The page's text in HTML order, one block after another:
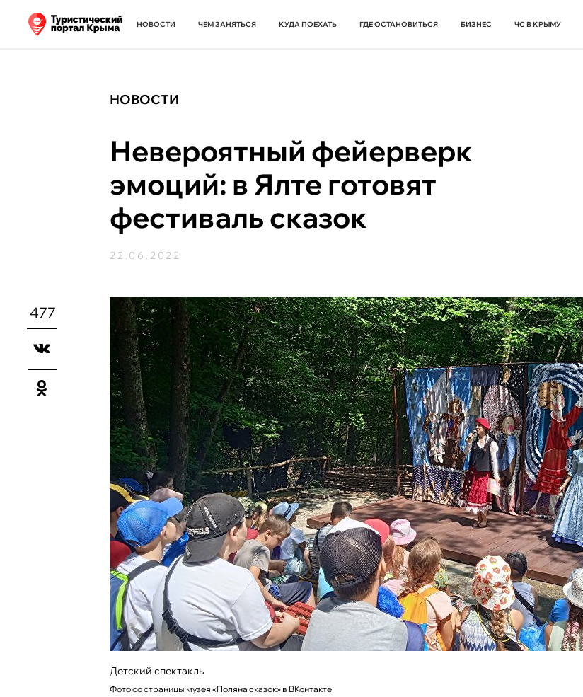
НОВОСТИ ЧЕМ ЗАНЯТЬСЯ КУДА ПОЕХАТЬ ГДЕ ОСТАНОВИТЬСЯ БИЗНЕС ЧС В КРЫМУ
НОВОСТИ
Невероятный фейерверк
эмоций: в Ялте готовят
фестиваль сказок
22.06.2022
477
Детский спектакль
Фото со страницы музея «Поляна сказок» в ВКонтакте